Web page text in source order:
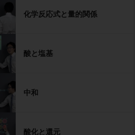
化学反応式と量的関係
酸と塩基
中和
酸化と還元